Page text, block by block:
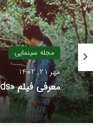
سینمای جهان
شهریور 11, 1402
انتقاد وودی